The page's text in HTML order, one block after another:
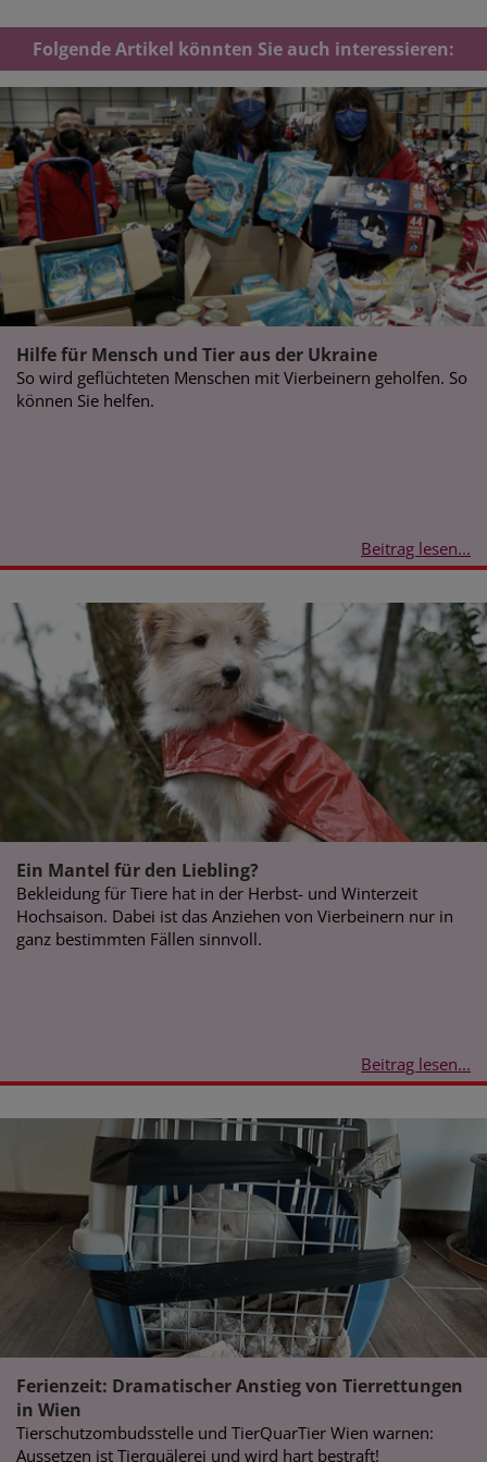
Folgende Artikel könnten Sie auch interessieren:
Hilfe für Mensch und Tier aus der Ukraine
So wird geflüchteten Menschen mit Vierbeinern geholfen. So
können Sie helfen.
Beitrag lesen...
Ein Mantel für den Liebling?
Bekleidung für Tiere hat in der Herbst- und Winterzeit
Hochsaison. Dabei ist das Anziehen von Vierbeinern nur in
ganz bestimmten Fällen sinnvoll.
Beitrag lesen...
Ferienzeit: Dramatischer Anstieg von Tierrettungen
in Wien
Tierschutzombudsstelle und TierQuarTier Wien warnen:
Aussetzen ist Tierquälerei und wird hart bestraft!